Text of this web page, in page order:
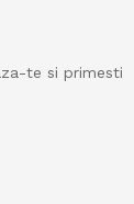
te si primesti